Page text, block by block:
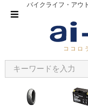
バイクライフ・アウ